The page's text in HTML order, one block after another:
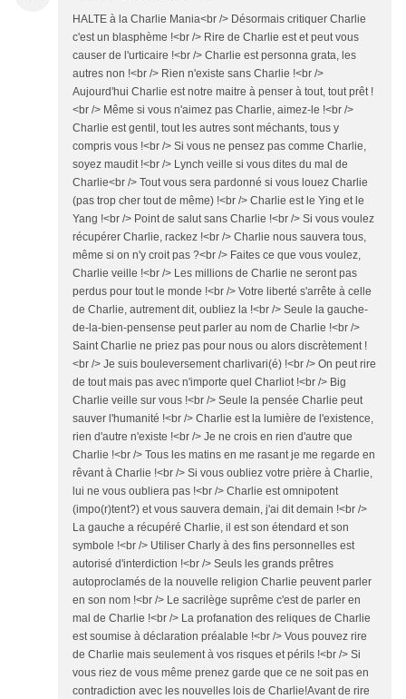
HALTE à la Charlie Mania<br /> Désormais critiquer Charlie
c'est un blasphème !<br /> Rire de Charlie est et peut vous
causer de l'urticaire !<br /> Charlie est personna grata, les
autres non !<br /> Rien n'existe sans Charlie !<br />
Aujourd'hui Charlie est notre maitre à penser à tout, tout prêt !
<br /> Même si vous n'aimez pas Charlie, aimez-le !<br />
Charlie est gentil, tout les autres sont méchants, tous y
compris vous !<br /> Si vous ne pensez pas comme Charlie,
soyez maudit !<br /> Lynch veille si vous dites du mal de
Charlie<br /> Tout vous sera pardonné si vous louez Charlie
(pas trop cher tout de même) !<br /> Charlie est le Ying et le
Yang !<br /> Point de salut sans Charlie !<br /> Si vous voulez
récupérer Charlie, rackez !<br /> Charlie nous sauvera tous,
même si on n'y croit pas ?<br /> Faites ce que vous voulez,
Charlie veille !<br /> Les millions de Charlie ne seront pas
perdus pour tout le monde !<br /> Votre liberté s'arrête à celle
de Charlie, autrement dit, oubliez la !<br /> Seule la gauche-
de-la-bien-pensense peut parler au nom de Charlie !<br />
Saint Charlie ne priez pas pour nous ou alors discrètement !
<br /> Je suis bouleversement charlivari(é) !<br /> On peut rire
de tout mais pas avec n'importe quel Charliot !<br /> Big
Charlie veille sur vous !<br /> Seule la pensée Charlie peut
sauver l'humanité !<br /> Charlie est la lumière de l'existence,
rien d'autre n'existe !<br /> Je ne crois en rien d'autre que
Charlie !<br /> Tous les matins en me rasant je me regarde en
rêvant à Charlie !<br /> Si vous oubliez votre prière à Charlie,
lui ne vous oubliera pas !<br /> Charlie est omnipotent
(impo(r)tent?) et vous sauvera demain, j'ai dit demain !<br />
La gauche a récupéré Charlie, il est son étendard et son
symbole !<br /> Utiliser Charly à des fins personnelles est
autorisé d'interdiction !<br /> Seuls les grands prêtres
autoproclamés de la nouvelle religion Charlie peuvent parler
en son nom !<br /> Le sacrilège suprême c'est de parler en
mal de Charlie !<br /> La profanation des reliques de Charlie
est soumise à déclaration préalable !<br /> Vous pouvez rire
de Charlie mais seulement à vos risques et périls !<br /> Si
vous riez de vous même prenez garde que ce ne soit pas en
contradiction avec les nouvelles lois de Charlie!Avant de rire